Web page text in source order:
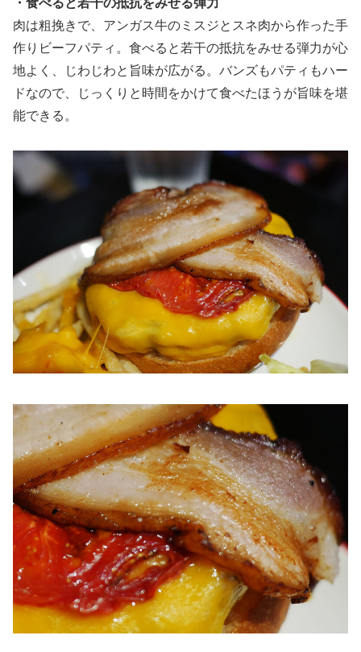
・食べると若干の抵抗をみせる弾力
肉は粗挽きで、アンガス牛のミスジとスネ肉から作った手
作りビーフパティ。食べると若干の抵抗をみせる弾力が心
地よく、じわじわと旨味が広がる。バンズもパティもハー
ドなので、じっくりと時間をかけて食べたほうが旨味を堪
能できる。